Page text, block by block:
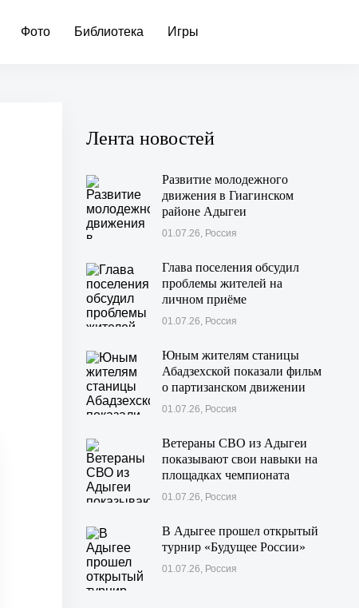
Фото Библиотека Игры
Лента новостей
Развитие молодежного
движения в Гиагинском
районе Адыгеи
01.07.26, Россия
Глава поселения обсудил
проблемы жителей на
личном приёме
01.07.26, Россия
Юным жителям станицы
Абадзехской показали фильм
о партизанском движении
Майкопского района
01.07.26, Россия
Ветераны СВО из Адыгеи
показывают свои навыки на
площадках чемпионата
«Абилимпикс» в Казани
01.07.26, Россия
В Адыгее прошел открытый
турнир «Будущее России»
01.07.26, Россия